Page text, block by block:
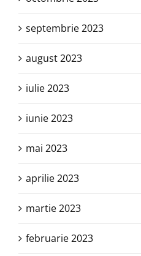
septembrie 2023
august 2023
iulie 2023
iunie 2023
mai 2023
aprilie 2023
martie 2023
februarie 2023